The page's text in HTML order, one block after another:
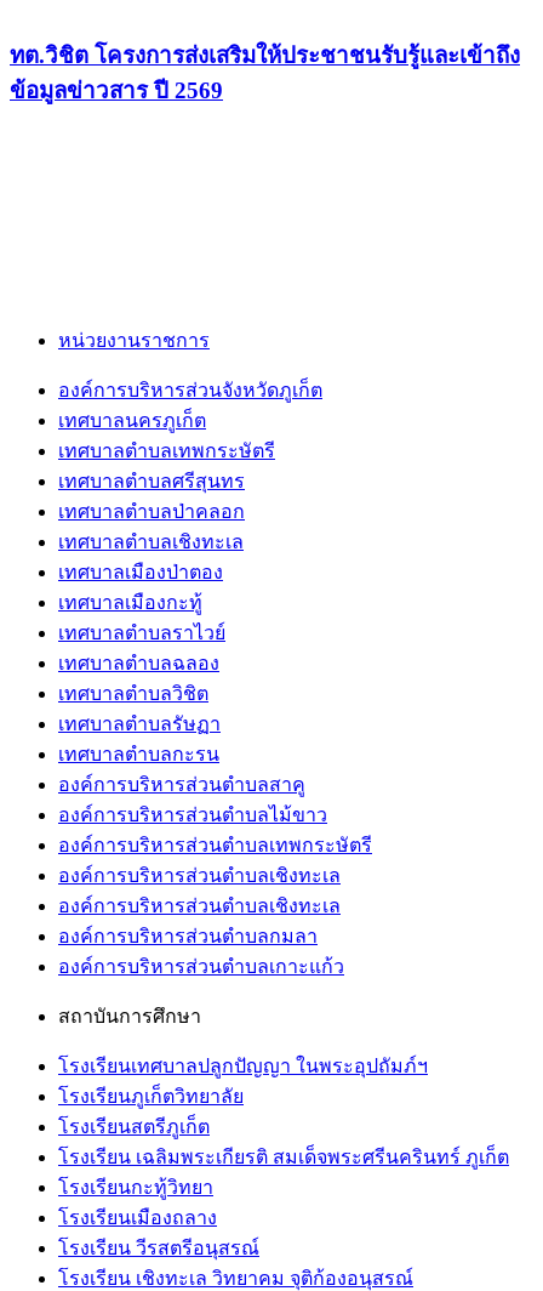
ทต.วิชิต โครงการส่งเสริมให้ประชาชนรับรู้และเข้าถึง
ข้อมูลข่าวสาร ปี 2569
หน่วยงานราชการ
องค์การบริหารส่วนจังหวัดภูเก็ต
เทศบาลนครภูเก็ต
เทศบาลตำบลเทพกระษัตรี
เทศบาลตำบลศรีสุนทร
เทศบาลตำบลป่าคลอก
เทศบาลตำบลเชิงทะเล
เทศบาลเมืองป่าตอง
เทศบาลเมืองกะทู้
เทศบาลตำบลราไวย์
เทศบาลตำบลฉลอง
เทศบาลตำบลวิชิต
เทศบาลตำบลรัษฏา
เทศบาลตำบลกะรน
องค์การบริหารส่วนตำบลสาคู
องค์การบริหารส่วนตำบลไม้ขาว
องค์การบริหารส่วนตำบลเทพกระษัตรี
องค์การบริหารส่วนตำบลเชิงทะเล
องค์การบริหารส่วนตำบลเชิงทะเล
องค์การบริหารส่วนตำบลกมลา
องค์การบริหารส่วนตำบลเกาะแก้ว
สถาบันการศึกษา
โรงเรียนเทศบาลปลูกปัญญา ในพระอุปถัมภ์ฯ
โรงเรียนภูเก็ตวิทยาลัย
โรงเรียนสตรีภูเก็ต
โรงเรียน เฉลิมพระเกียรติ สมเด็จพระศรีนครินทร์ ภูเก็ต
โรงเรียนกะทู้วิทยา
โรงเรียนเมืองถลาง
โรงเรียน วีรสตรีอนุสรณ์
โรงเรียน เชิงทะเล วิทยาคม จุติก้องอนุสรณ์